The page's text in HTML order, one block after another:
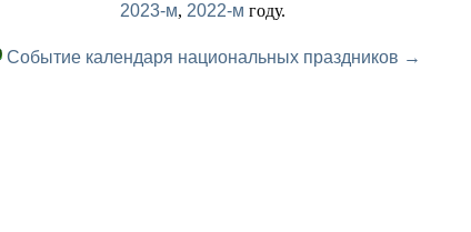
2023-м, 2022-м году.
Событие календаря национальных праздников →